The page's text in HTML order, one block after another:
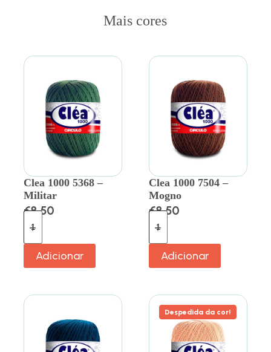
Mais cores
Clea 1000 5368 –
Militar
€8.50
Adicionar
Clea 1000 7504 –
Mogno
€8.50
Adicionar
Despedida da cor!